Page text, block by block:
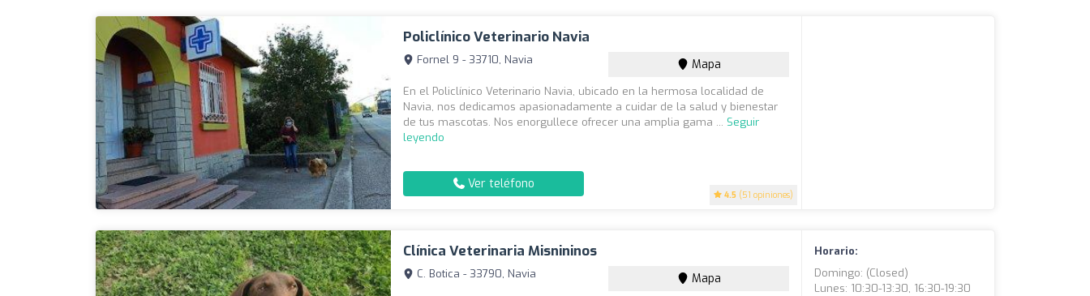
Policlínico Veterinario Navia
4.5 (51 opiniones)
Fornel 9 - 33710, Navia Mapa
En el Policlínico Veterinario Navia, ubicado en la hermosa localidad de
Navia, nos dedicamos apasionadamente a cuidar de la salud y bienestar
de tus mascotas. Nos enorgullece ofrecer una amplia gama ... Seguir
leyendo
Ver teléfono
Clínica Veterinaria Misnininos
C. Botica - 33790, Navia Mapa
Horario:
Domingo: (closed)
Lunes: 10:30-13:30, 16:30-19:30